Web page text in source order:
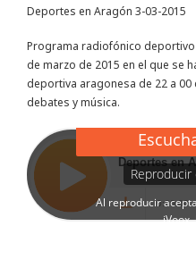
Deportes en Aragón 3-03-2015
Programa radiofónico
de marzo de 2015 en el que se
deportiva aragonesa de 22 a
debates y música.